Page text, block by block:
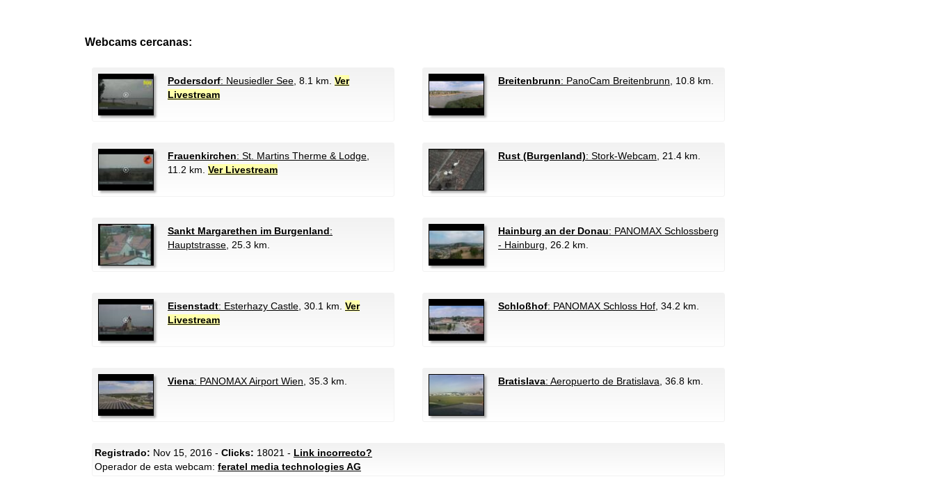
Webcams cercanas:
Podersdorf: Neusiedler See , 8.1 km. Ver
Livestream
Breitenbrunn: PanoCam Breitenbrunn , 10.8 km.
Frauenkirchen: St. Martins Therme & Lodge
11.2 km. Ver Livestream
Rust (Burgenland): Stork-Webcam , 21.4 km.
Sankt Margarethen im Burgenland:
Hauptstrasse , 25.3 km.
Hainburg an der Donau: PANOMAX Schlossberg
- Hainburg , 26.2 km.
Eisenstadt: Esterhazy Castle , 30.1 km. Ver
Livestream
Schloßhof: PANOMAX Schloss Hof , 34.2 km.
Viena: PANOMAX Airport Wien , 35.3 km. Bratislava: Aeropuerto de Bratislava , 36.8 km.
Registrado: Nov 15, 2016 - Clicks: 18021 - Link incorrecto?
Operador de esta webcam: feratel media technologies AG